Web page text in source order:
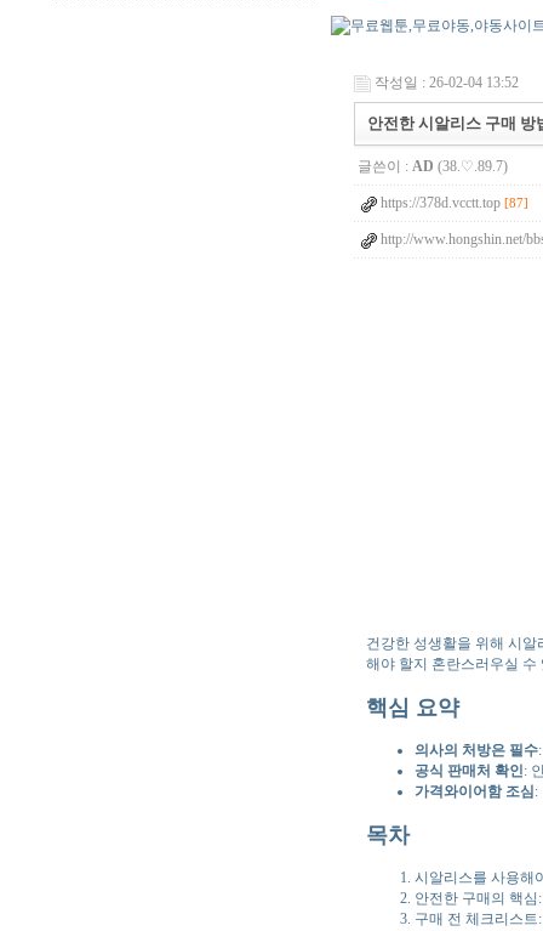
작성일 : 26-02-04 13:52
안전한 시알리스 구매 방
글쓴이 : AD (38.♡.89.7)
https://378d.vcctt.top [87]
http://www.hongshin.net/
건강한 성생활을 위해 시
해야 할지 혼란스러우실 수
핵심 요약
의사의 처방은 필수
공식 판매처 확인:
가격와이어함 조심:
목차
시알리스를 사용해
안전한 구매의 핵
구매 전 체크리스